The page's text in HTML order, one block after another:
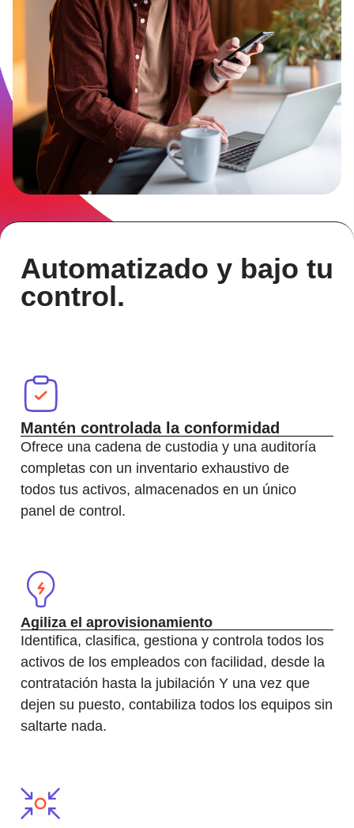
Automatizado y bajo tu
control.
Mantén controlada la conformidad
Ofrece una cadena de custodia y una auditoría
completas con un inventario exhaustivo de
todos tus activos, almacenados en un único
panel de control.
Agiliza el aprovisionamiento
Identifica, clasifica, gestiona y controla todos los
activos de los empleados con facilidad, desde la
contratación hasta la jubilación Y una vez que
dejen su puesto, contabiliza todos los equipos sin
saltarte nada.